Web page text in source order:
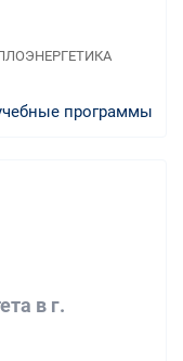
программы
в г.